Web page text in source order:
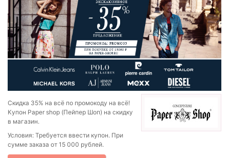
Скидка 35% на всё по промокоду на всё!
Купон Paper shop (Пейпер Шоп) на скидку
в магазин.
Условия: Требуется ввести купон. При
сумме заказа от 15 000 рублей.